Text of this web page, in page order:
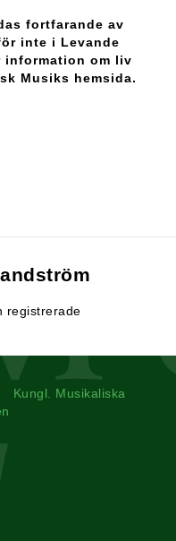
fortfarande av
inte i Levande
information om liv
Musiks hemsida.
registrerade
Kungl. Musikaliska